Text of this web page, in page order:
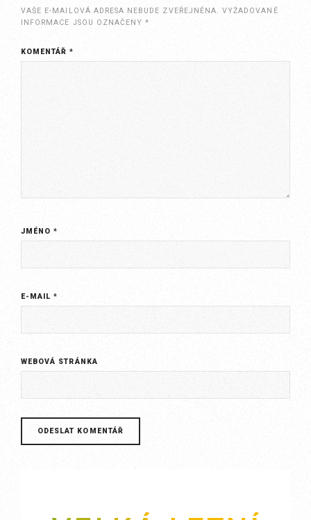
VAŠE E-MAILOVÁ ADRESA NEBUDE ZVEŘEJNĚNA. VYŽADOVANÉ
INFORMACE JSOU OZNAČENY*
KOMENTÁŘ*
JMÉNO*
E-MAIL*
WEBOVÁ STRÁNKA